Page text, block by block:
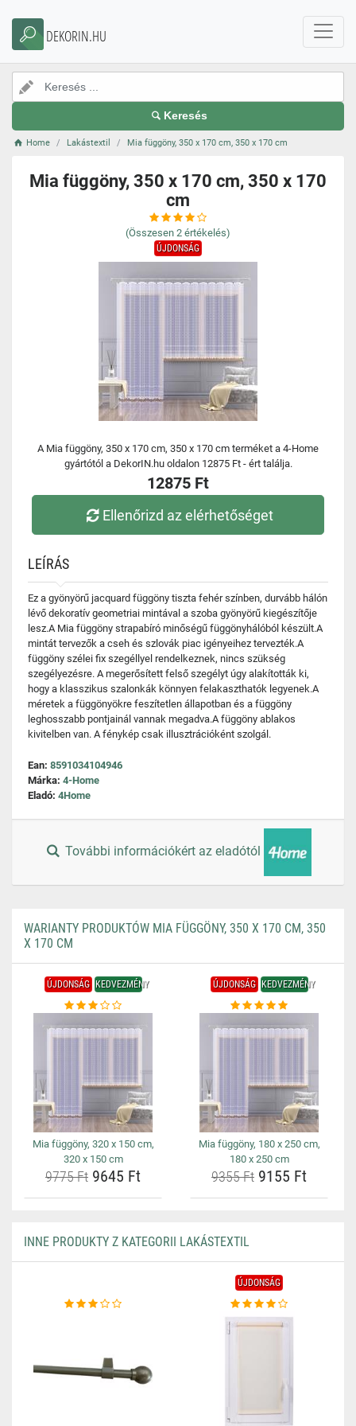
DEKORIN.HU
Keresés
Home Lakástextil Mia függöny, 350 x 170 cm, 350 x 170 cm
Mia függöny, 350 x 170 cm, 350 x 170
cm
(Összesen 2 értékelés)
ÚJDONSÁG
A Mia függöny, 350 x 170 cm, 350 x 170 cm terméket a 4-Home
gyártótól a DekorIN.hu oldalon 12875 Ft - ért találja.
12875 Ft
Ellenőrizd az elérhetőséget
LEÍRÁS
Ez a gyönyörű jacquard függöny tiszta fehér színben, durvább hálón
lévő dekoratív geometriai mintával a szoba gyönyörű kiegészítője
lesz.A Mia függöny strapabíró minőségű függönyhálóból készült.A
mintát tervezők a cseh és szlovák piac igényeihez tervezték.A
függöny szélei fix szegéllyel rendelkeznek, nincs szükség
szegélyezésre. A megerősített felső szegélyt úgy alakították ki,
hogy a klasszikus szalonkák könnyen felakaszthatók legyenek.A
méretek a függönyökre feszítetlen állapotban és a függöny
leghosszabb pontjainál vannak megadva.A függöny ablakos
kivitelben van. A fénykép csak illusztrációként szolgál.
Ean: 8591034104946
Márka: 4-Home
Eladó: 4Home
További információkért az eladótól
WARIANTY PRODUKTÓW MIA FÜGGÖNY, 350 X 170 CM, 350
X 170 CM
ÚJDONSÁG KEDVEZMÉNY
Mia függöny, 320 x 150 cm,
320 x 150 cm
9775 Ft 9645 Ft
ÚJDONSÁG KEDVEZMÉNY
Mia függöny, 180 x 250 cm,
180 x 250 cm
9355 Ft 9155 Ft
INNE PRODUKTY Z KATEGORII LAKÁSTEXTIL
ÚJDONSÁG